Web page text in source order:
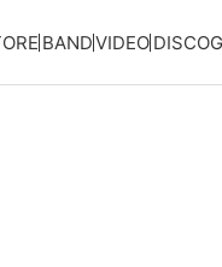
BANDVIDEO